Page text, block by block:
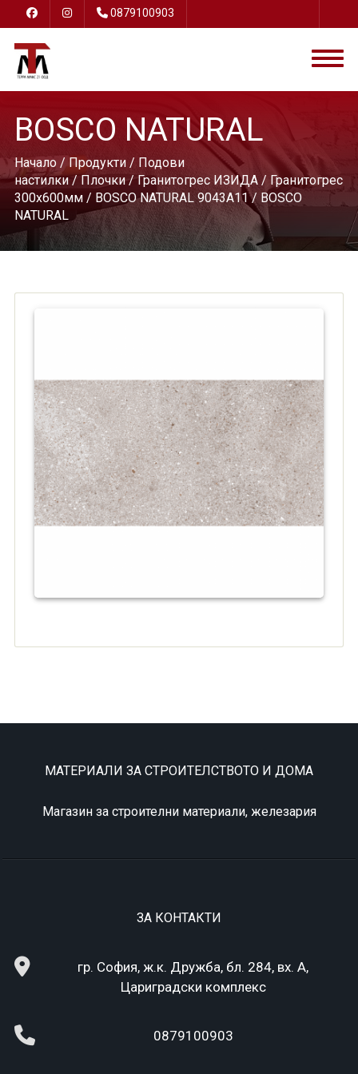
0879100903
BOSCO NATURAL
Начало/ Продукти/ Подови
настилки/ Плочки/Гранитогрес ИЗИДА/ Гранитогрес
300х600мм/ BOSCO NATURAL 9043A11/ BOSCO
NATURAL
МАТЕРИАЛИ ЗА СТРОИТЕЛСТВОТО И ДОМА
Магазин за строителни материали, железария
ЗА КОНТАКТИ
гр. София, ж.к. Дружба, бл. 284, вх. А,
Цариградски комплекс
0879100903